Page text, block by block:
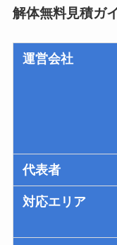
解体無料見積ガ
運営会社
代表者
対応エリア